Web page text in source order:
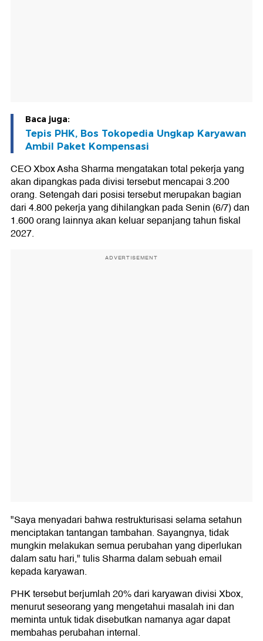
Baca juga:
Tepis PHK, Bos Tokopedia Ungkap Karyawan
Ambil Paket Kompensasi
CEO Xbox Asha Sharma mengatakan total pekerja yang
akan dipangkas pada divisi tersebut mencapai 3.200
orang. Setengah dari posisi tersebut merupakan bagian
dari 4.800 pekerja yang dihilangkan pada Senin (6/7) dan
1.600 orang lainnya akan keluar sepanjang tahun fiskal
2027.
ADVERTISEMENT
"Saya menyadari bahwa restrukturisasi selama setahun
menciptakan tantangan tambahan. Sayangnya, tidak
mungkin melakukan semua perubahan yang diperlukan
dalam satu hari," tulis Sharma dalam sebuah email
kepada karyawan.
PHK tersebut berjumlah 20% dari karyawan divisi Xbox,
menurut seseorang yang mengetahui masalah ini dan
meminta untuk tidak disebutkan namanya agar dapat
membahas perubahan internal.